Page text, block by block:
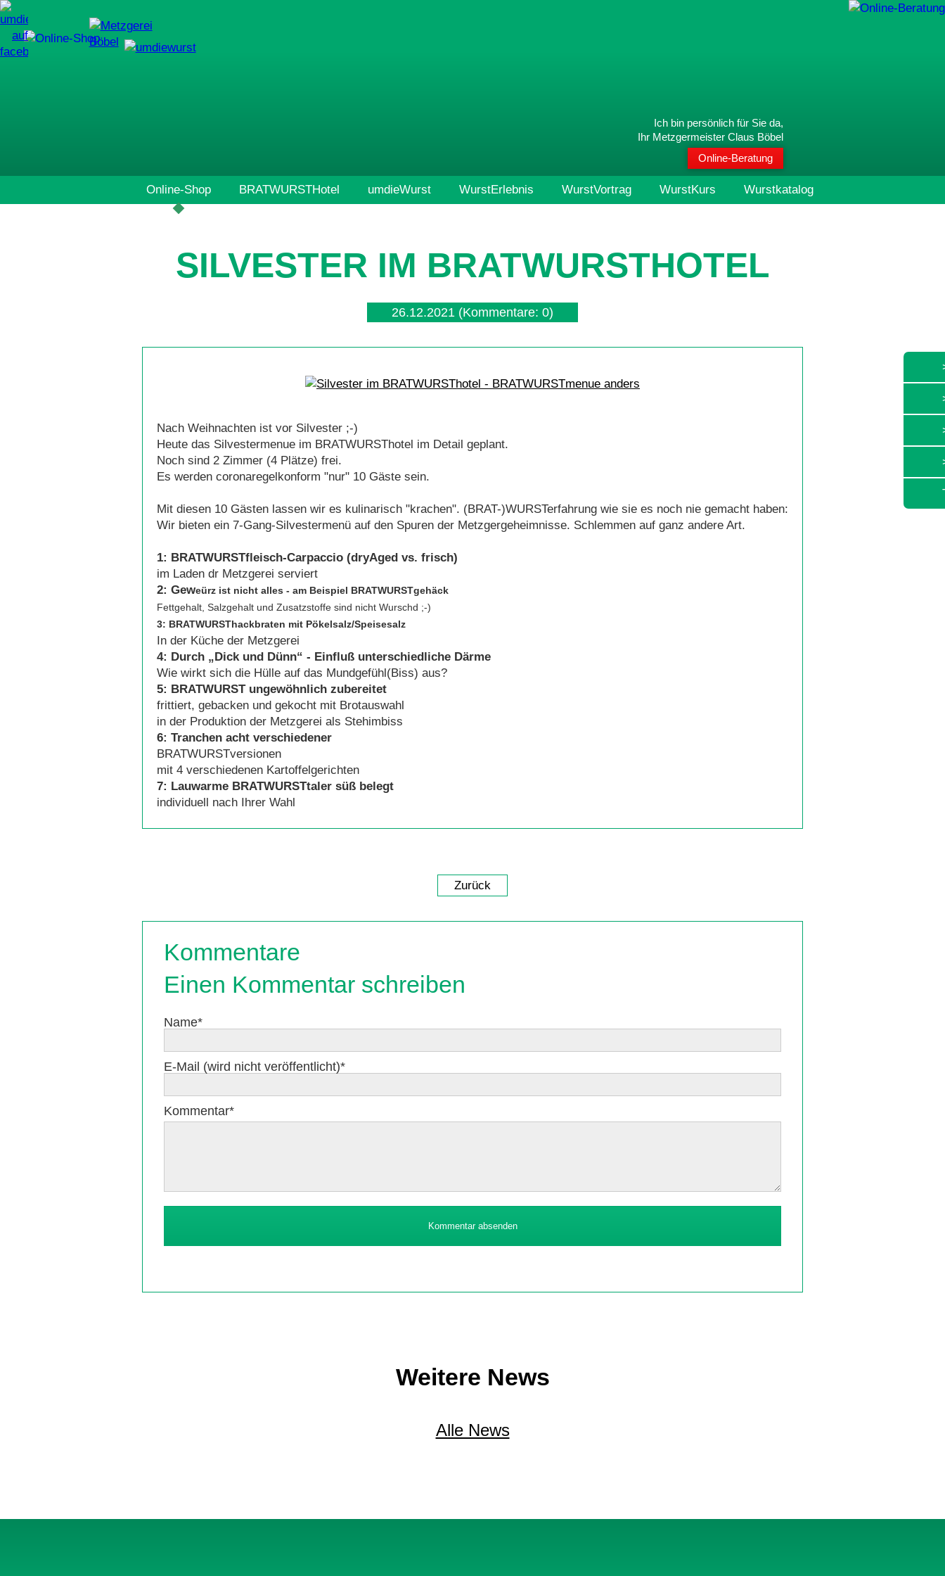
Ich bin persönlich für Sie da,
Ihr Metzgermeister Claus Böbel
Online-Beratung
Online-Shop BRATWURSTHotel umdieWurst WurstErlebnis WurstVortrag WurstKurs Wurstkatalog
SILVESTER IM BRATWURSTHOTEL
26.12.2021 (Kommentare: 0)
Nach Weihnachten ist vor Silvester ;-)
Heute das Silvestermenue im BRATWURSThotel im Detail geplant.
Noch sind 2 Zimmer (4 Plätze) frei.
Es werden coronaregelkonform "nur" 10 Gäste sein.
Mit diesen 10 Gästen lassen wir es kulinarisch "krachen". (BRAT-)WURSTerfahrung wie sie es noch nie gemacht haben:
Wir bieten ein 7-Gang-Silvestermenü auf den Spuren der Metzgergeheimnisse. Schlemmen auf ganz andere Art.
1: BRATWURSTfleisch-Carpaccio (dryAged vs. frisch)
im Laden dr Metzgerei serviert
2: Geweürz ist nicht alles - am Beispiel BRATWURSTgehäck
Fettgehalt, Salzgehalt und Zusatzstoffe sind nicht Wurschd ;-)
3: BRATWURSThackbraten mit Pökelsalz/Speisesalz
In der Küche der Metzgerei
4: Durch „Dick und Dünn“ - Einfluß unterschiedliche Därme
Wie wirkt sich die Hülle auf das Mundgefühl(Biss) aus?
5: BRATWURST ungewöhnlich zubereitet
frittiert, gebacken und gekocht mit Brotauswahl
in der Produktion der Metzgerei als Stehimbiss
6: Tranchen acht verschiedener
BRATWURSTversionen
mit 4 verschiedenen Kartoffelgerichten
7: Lauwarme BRATWURSTtaler süß belegt
individuell nach Ihrer Wahl
Zurück
Kommentare
Einen Kommentar schreiben
Pflichtfeld
Name*
Pflichtfeld
E-Mail (wird nicht veröffentlicht)*
Pflichtfeld
Kommentar*
Kommentar absenden
Weitere News
Alle News